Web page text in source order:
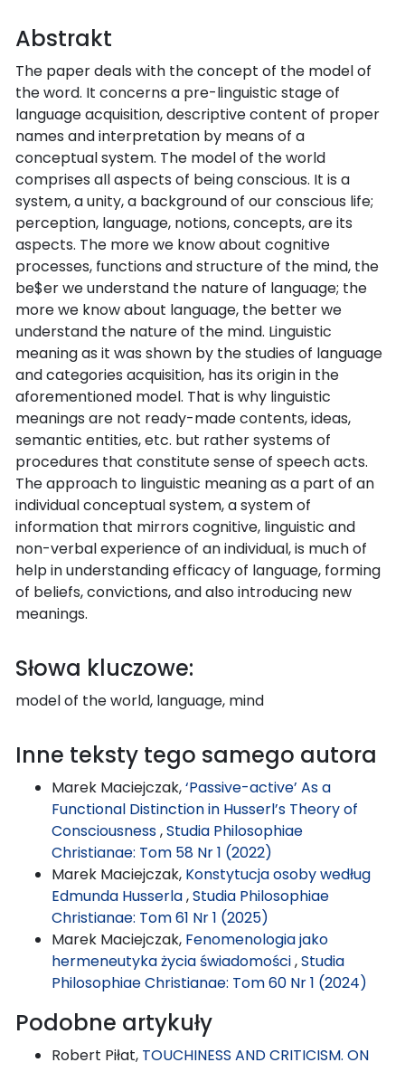
Abstrakt
The paper deals with the concept of the model of
the word. It concerns a pre-linguistic stage of
language acquisition, descriptive content of proper
names and interpretation by means of a
conceptual system. The model of the world
comprises all aspects of being conscious. It is a
system, a unity, a background of our conscious life;
perception, language, notions, concepts, are its
aspects. The more we know about cognitive
processes, functions and structure of the mind, the
be$er we understand the nature of language; the
more we know about language, the better we
understand the nature of the mind. Linguistic
meaning as it was shown by the studies of language
and categories acquisition, has its origin in the
aforementioned model. That is why linguistic
meanings are not ready-made contents, ideas,
semantic entities, etc. but rather systems of
procedures that constitute sense of speech acts.
The approach to linguistic meaning as a part of an
individual conceptual system, a system of
information that mirrors cognitive, linguistic and
non-verbal experience of an individual, is much of
help in understanding efficacy of language, forming
of beliefs, convictions, and also introducing new
meanings.
Słowa kluczowe:
model of the world, language, mind
Inne teksty tego samego autora
Marek Maciejczak,‘Passive-active’ As a
Functional Distinction in Husserl’s Theory of
Consciousness,Studia Philosophiae
Christianae: Tom 58 Nr 1 (2022)
Marek Maciejczak, Konstytucja osoby według
Edmunda Husserla,Studia Philosophiae
Christianae: Tom 61 Nr 1 (2025)
Marek Maciejczak, Fenomenologia jako
hermeneutyka życia świadomości,Studia
Philosophiae Christianae: Tom 60 Nr 1 (2024)
Podobne artykuły
Robert Piłat, TOUCHINESS AND CRITICISM. ON